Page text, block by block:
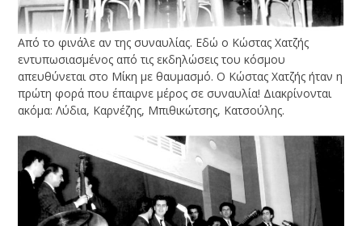
Από το φινάλε αν της συναυλίας. Εδώ ο Κώστας Χατζής
εντυπωσιασμένος από τις εκδηλώσεις του κόσμου
απευθύνεται στο Μίκη με θαυμασμό. Ο Κώστας Χατζής ήταν η
πρώτη φορά που έπαιρνε μέρος σε συναυλία! Διακρίνονται
ακόμα: Λύδια, Καρνέζης, Μπιθικώτσης, Κατσούλης.